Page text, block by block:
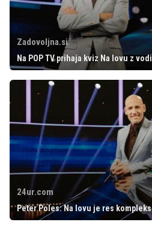
Zadovoljna.si
Na POP TV prihaja kviz Na lovu z
24ur.com
Peter Poles: Na lovu je res